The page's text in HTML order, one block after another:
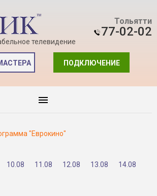
телевидение
Тольятти
77-02-02
ПОДКЛЮЧЕНИЕ
"Еврокино"
10.08 11.08 12.08 13.08 14.08